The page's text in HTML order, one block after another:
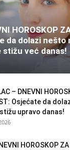
HOROSKOP
da dolazi nešto
stižu već danas!
– DNEVNI
Osjećate da
upravo danas!
HOROSKOP